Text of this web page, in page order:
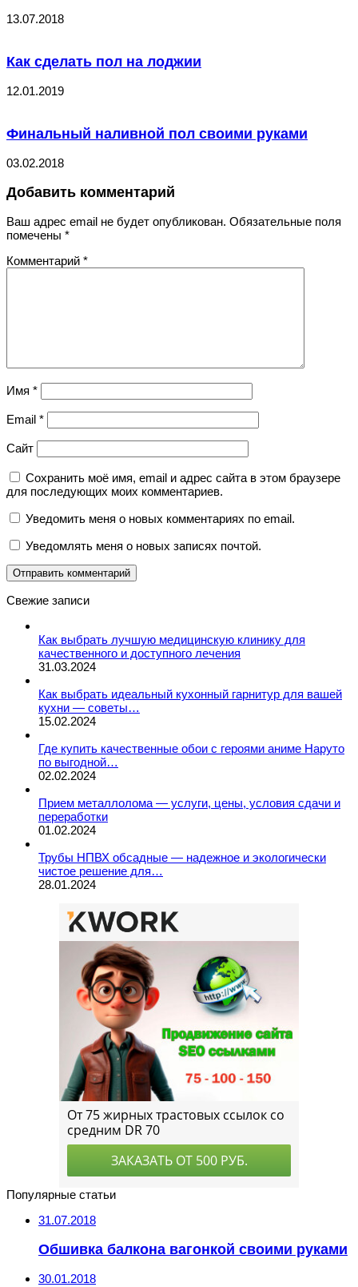
13.07.2018
Как сделать пол на лоджии
12.01.2019
Финальный наливной пол своими руками
03.02.2018
Добавить комментарий
Ваш адрес email не будет опубликован. Обязательные поля
помечены *
Комментарий *
Имя *
Email *
Сайт
Сохранить моё имя, email и адрес сайта в этом браузере
для последующих моих комментариев.
Уведомить меня о новых комментариях по email.
Уведомлять меня о новых записях почтой.
Свежие записи
Как выбрать лучшую медицинскую клинику для
качественного и доступного лечения
31.03.2024
Как выбрать идеальный кухонный гарнитур для вашей
кухни — советы…
15.02.2024
Где купить качественные обои с героями аниме Наруто
по выгодной…
02.02.2024
Прием металлолома — услуги, цены, условия сдачи и
переработки
01.02.2024
Трубы НПВХ обсадные — надежное и экологически
чистое решение для…
28.01.2024
Популярные статьи
31.07.2018
Обшивка балкона вагонкой своими руками
30.01.2018